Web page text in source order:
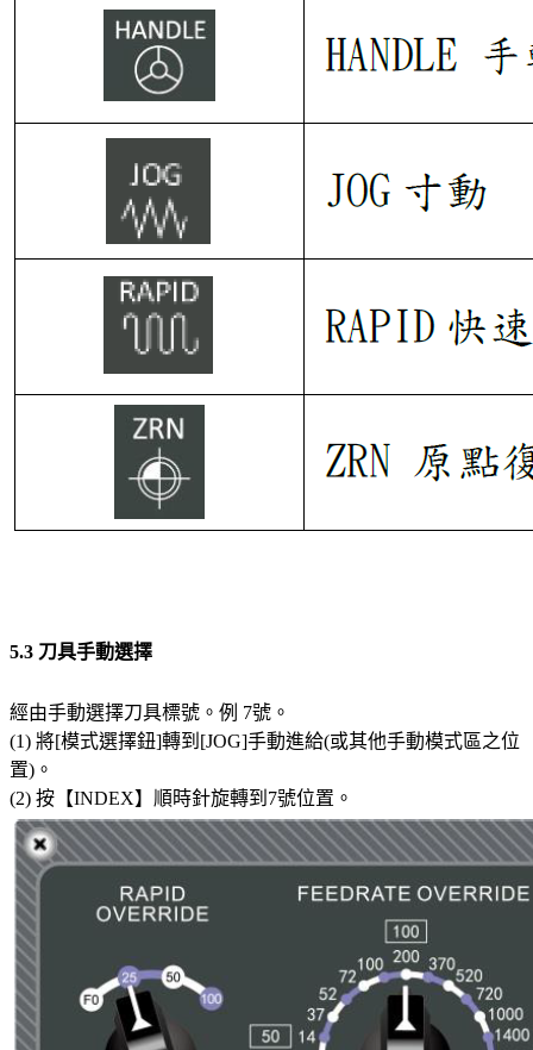
5.3 刀具手動選擇
經由手動選擇刀具標號。例 7號。
(1) 將[模式選擇鈕]轉到[JOG]手動進給(或其他手動模式區之位
置)。
(2) 按【INDEX】順時針旋轉到7號位置。